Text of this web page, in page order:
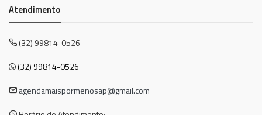
Atendimento
(32) 99814-0526
(32) 99814-0526
agendamaispormenosap@gmail.com